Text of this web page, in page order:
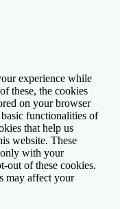
experience while
these, the cookies
on your browser
functionalities of
that help us
website. These
with your
out of these cookies.
may affect your